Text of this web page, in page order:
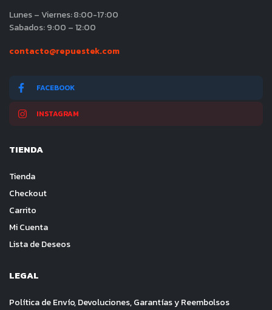
Lunes – Viernes: 8:00-17:00
Sabados: 9:00 – 12:00
contacto@repuestek.com
FACEBOOK
INSTAGRAM
TIENDA
Tienda
Checkout
Carrito
Mi Cuenta
Lista de Deseos
LEGAL
Política de Envío, Devoluciones, Garantías y Reembolsos